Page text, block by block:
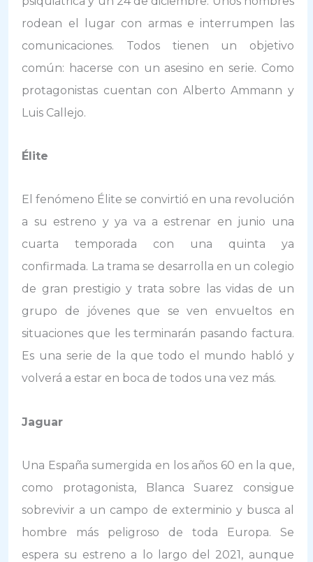
rodean el lugar con armas e interrumpen las
comunicaciones. Todos tienen un objetivo
común: hacerse con un asesino en serie. Como
protagonistas cuentan con Alberto Ammann y
Luis Callejo.
Élite
El fenómeno Élite se convirtió en una revolución
a su estreno y ya va a estrenar en junio una
cuarta temporada con una quinta ya
confirmada. La trama se desarrolla en un colegio
de gran prestigio y trata sobre las vidas de un
grupo de jóvenes que se ven envueltos en
situaciones que les terminarán pasando factura.
Es una serie de la que todo el mundo habló y
volverá a estar en boca de todos una vez más.
Jaguar
Una España sumergida en los años 60 en la que,
como protagonista, Blanca Suarez consigue
sobrevivir a un campo de exterminio y busca al
hombre más peligroso de toda Europa. Se
espera su estreno a lo largo del 2021, aunque